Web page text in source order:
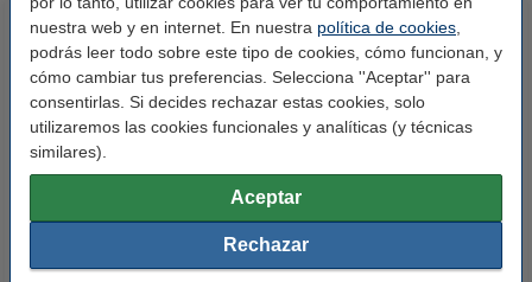
nuestra web y en internet. En nuestra política de cookies
podrás leer todo sobre este tipo de cookies, cómo funcionan, y
cómo cambiar tus preferencias. Selecciona ''Aceptar'' para
consentirlas. Si decides rechazar estas cookies, solo
utilizaremos las cookies funcionales y analíticas (y técnicas
similares).
Aceptar
Rechazar
123tinta Rotulador permanente
2,50 € Incl. 21% IVA 5,95 € Incl. 21% IVA